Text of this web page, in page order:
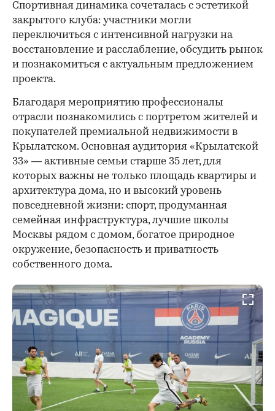
Спортивная динамика сочеталась с эстетикой
закрытого клуба: участники могли
переключиться с интенсивной нагрузки на
восстановление и расслабление, обсудить рынок
и познакомиться с актуальным предложением
проекта.
Благодаря мероприятию профессионалы
отрасли познакомились с портретом жителей и
покупателей премиальной недвижимости в
Крылатском. Основная аудитория «Крылатской
33» — активные семьи старше 35 лет, для
которых важны не только площадь квартиры и
архитектура дома, но и высокий уровень
повседневной жизни: спорт, продуманная
семейная инфраструктура, лучшие школы
Москвы рядом с домом, богатое природное
окружение, безопасность и приватность
собственного дома.